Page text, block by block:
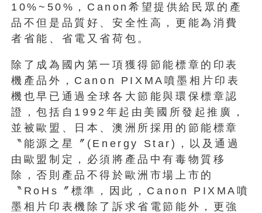
10%~50%，Canon希望提供給民眾的產
品不但是品質好、安全性高，更能為消費
者省能、省電又省荷包。
除了成為國內第一項獲得節能標章的印表
機產品外，Canon PIXMA噴墨相片印表
機也早已通過全球各大節能與環保標章認
證，包括自1992年起由美國所發起推廣，
並被歐盟、日本、澳洲所採用的節能標章
〝能源之星〞(Energy Star)，以及通過
由歐盟制定，必須將產品中有毒物質移
除，否則產品不得於歐洲市場上市的
〝RoHs〞標準，因此，Canon PIXMA噴
墨相片印表機除了訴求省電節能外，更強